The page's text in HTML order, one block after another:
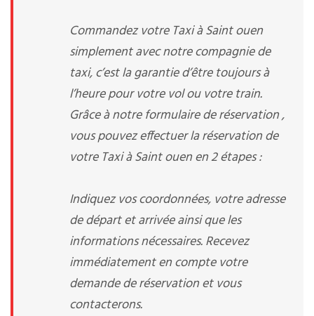
Commandez votre Taxi à Saint ouen
simplement avec notre compagnie de
taxi, c’est la garantie d’être toujours à
l’heure pour votre vol ou votre train.
Grâce à notre formulaire de réservation ,
vous pouvez effectuer la réservation de
votre Taxi à Saint ouen en 2 étapes :
Indiquez vos coordonnées, votre adresse
de départ et arrivée ainsi que les
informations nécessaires. Recevez
immédiatement en compte votre
demande de réservation et vous
contacterons.